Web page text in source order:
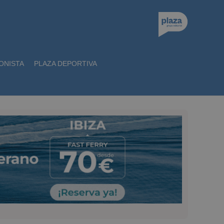
PLAZA DEPORTIVA